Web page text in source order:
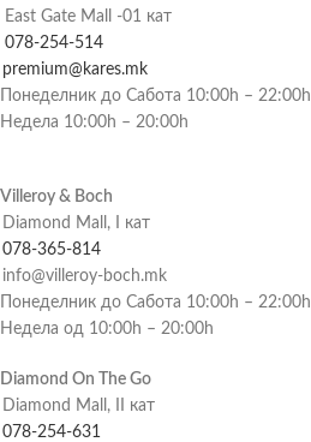
East Gate Mall -01 кат
078-254-514
premium@kares.mk
Понеделник до Сабота 10:00h – 22:00h
Недела 10:00h – 20:00h
Villeroy & Boch
Diamond Mall, I кат
078-365-814
info@villeroy-boch.mk
Понеделник до Сабота 10:00h – 22:00h
Недела од 10:00h – 20:00h
Diamond On The Go
Diamond Mall, II кат
078-254-631